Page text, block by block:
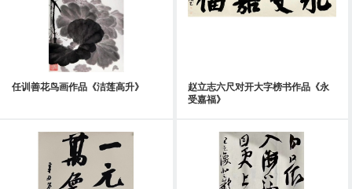
任训善花鸟画作品《洁莲高升》
赵立志六尺对开大字榜书作品《永
受嘉福》